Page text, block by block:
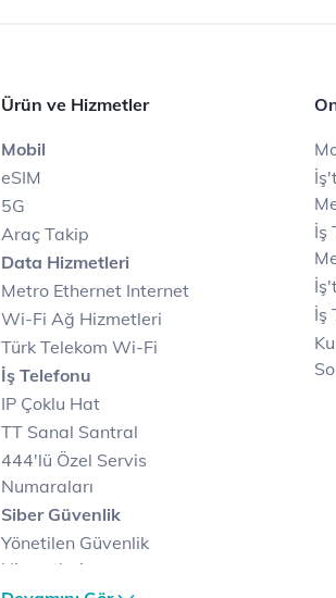
Ürün ve Hizmetler
Mobil
eSIM
5G
Araç Takip
Data Hizmetleri
Metro Ethernet Internet
Wi-Fi Ağ Hizmetleri
Türk Telekom Wi-Fi
İş Telefonu
IP Çoklu Hat
TT Sanal Santral
444'lü Özel Servis
Numaraları
Siber Güvenlik
Yönetilen Güvenlik
Hizmetleri
İş
İş